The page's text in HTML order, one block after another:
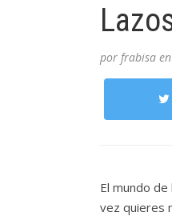
por frabisa en
El mundo de
vez quieres